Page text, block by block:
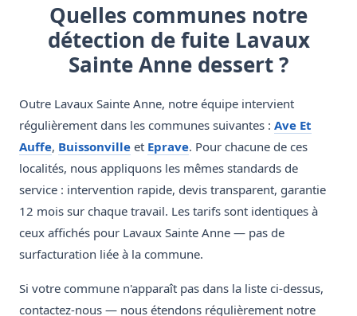
Quelles communes notre
détection de fuite Lavaux
Sainte Anne dessert ?
Outre Lavaux Sainte Anne, notre équipe intervient
régulièrement dans les communes suivantes : Ave Et
Auffe, Buissonville et Eprave. Pour chacune de ces
localités, nous appliquons les mêmes standards de
service : intervention rapide, devis transparent, garantie
12 mois sur chaque travail. Les tarifs sont identiques à
ceux affichés pour Lavaux Sainte Anne — pas de
surfacturation liée à la commune.
Si votre commune n'apparaît pas dans la liste ci-dessus,
contactez-nous — nous étendons régulièrement notre